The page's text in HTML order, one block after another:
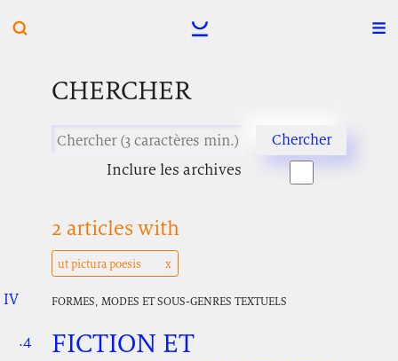
CHERCHER
Inclure les archives
2 articles with
ut pictura poesis
IV. FORMES, MODES ET SOUS-GENRES TEXTUELS
.4.
FICTION ET